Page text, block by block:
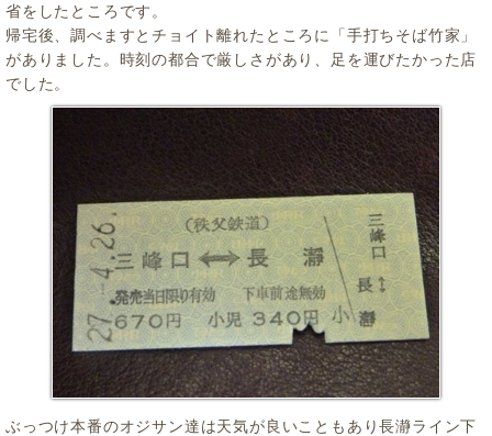
省をしたところです。
帰宅後、調べますとチョイト離れたところに「手打ちそば竹家」
がありました。時刻の都合で厳しさがあり、足を運びたかった店
でした。
ぶっつけ本番のオジサン達は天気が良いこともあり長瀞ライン下